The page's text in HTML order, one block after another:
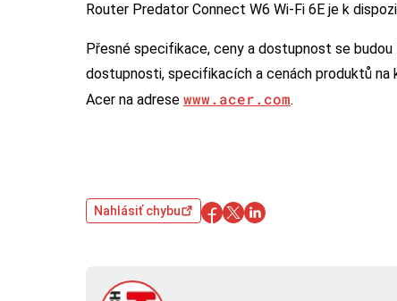
Router Predator Connect W6 Wi-Fi 6E je k
Přesné specifikace, ceny a dostupnost se
dostupnosti, specifikacích a cenách produktů
Acer na adrese www.acer.com.
Nahlásiť chybu